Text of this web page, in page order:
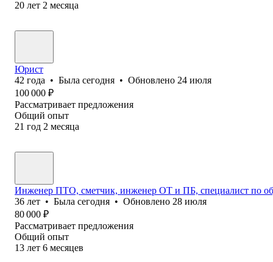
20 лет 2 месяца
Юрист
42 года • Была сегодня • Обновлено 24 июля
100 000 ₽
Рассматривает предложения
Общий опыт
21 год 2 месяца
Инженер ПТО, сметчик, инженер ОТ и ПБ, специалист по
36 лет • Была сегодня • Обновлено 28 июля
80 000 ₽
Рассматривает предложения
Общий опыт
13 лет 6 месяцев